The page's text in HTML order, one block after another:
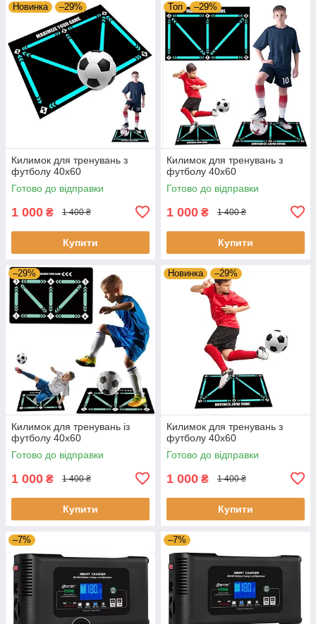
Новинка –29%
Килимок для тренувань з
футболу 40х60
Готово до відправки
1 000 ₴ 1 400 ₴
Купити
Топ –29%
Килимок для тренувань з
футболу 40х60
Готово до відправки
1 000 ₴ 1 400 ₴
Купити
–29%
Килимок для тренувань із
футболу 40х60
Готово до відправки
1 000 ₴ 1 400 ₴
Купити
Новинка –29%
Килимок для тренувань з
футболу 40x60
Готово до відправки
1 000 ₴ 1 400 ₴
Купити
–7% –7%